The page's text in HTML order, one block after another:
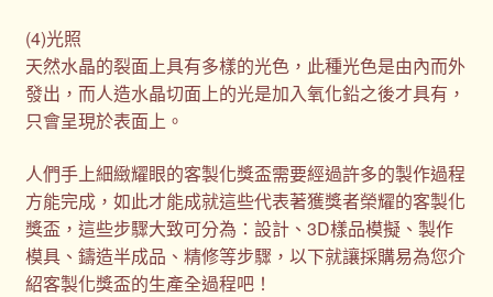
(4)光照
天然水晶的裂面上具有多樣的光色，此種光色是由內而外
發出，而人造水晶切面上的光是加入氧化鉛之後才具有，
只會呈現於表面上。
人們手上細緻耀眼的客製化獎盃需要經過許多的製作過程
方能完成，如此才能成就這些代表著獲獎者榮耀的客製化
獎盃，這些步驟大致可分為：設計、3D樣品模擬、製作
模具、鑄造半成品、精修等步驟，以下就讓採購易為您介
紹客製化獎盃的生產全過程吧！